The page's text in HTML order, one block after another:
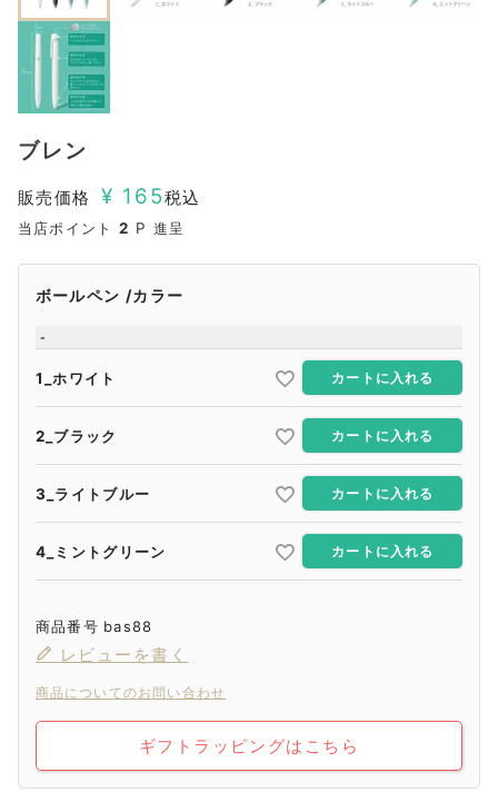
ブレン
販売価格 ¥ 165税込
当店ポイント 2 P 進呈
ボールペン カラー
-
1_ホワイト カートに入れる
2_ブラック カートに入れる
3_ライトブルー カートに入れる
4_ミントグリーン カートに入れる
商品番号 bas88
レビューを書く
商品についてのお問い合わせ
ギフトラッピングはこちら